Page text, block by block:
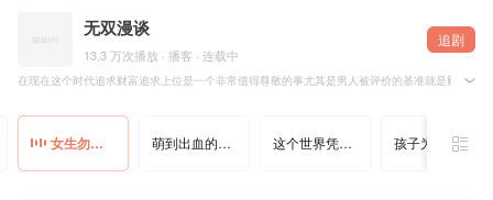
无双漫谈
13.3 万次播放 · 播客 · 连载中
追剧
在现在这个时代追求财富追求上位是一个非常值得尊敬的事尤其是男人被评价的基准就是财富和
女生勿进男人必看！为什么我们需要向华尔街之狼这个诈骗犯学习？ 萌到出血的人物，扎到流泪的剧情，三观不正的解说《来自深渊》 这个世界凭什么总是在虐待少数人？三观不正的解说图灵传记《模仿 孩子为啥不爱学习，你们老师和家长心里没点B数？三观不正的解说